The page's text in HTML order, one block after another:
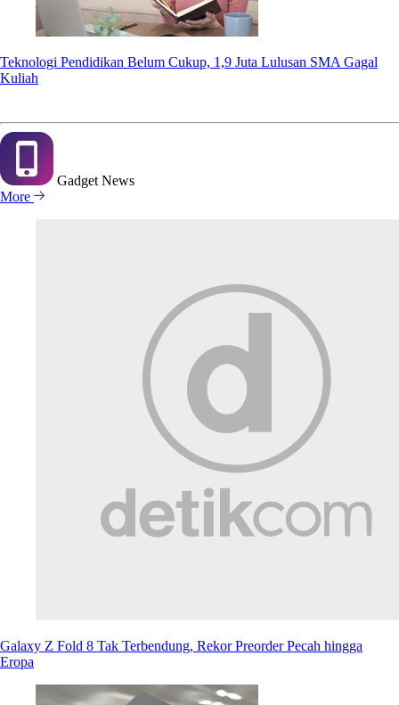
Teknologi Pendidikan Belum Cukup, 1,9 Juta Lulusan SMA Gagal
Kuliah
Gadget News
More
Galaxy Z Fold 8 Tak Terbendung, Rekor Preorder Pecah hingga
Eropa